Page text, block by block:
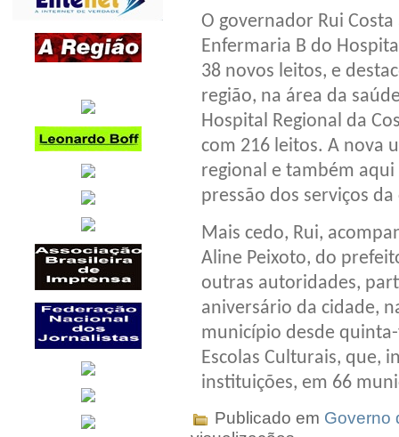
O governador Rui
Enfermaria B do
38 novos leitos, e
região, na área da
Hospital Regional da
com 216 leitos. A nova
regional e também
pressão dos serviços da
Mais cedo, Rui,
Aline Peixoto, do
outras autoridades,
aniversário da cidade,
município desde
Escolas Culturais, que,
instituições, em 66
Publicado em Governo